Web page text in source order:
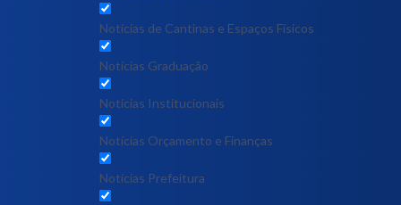
Notícias de Cantinas e Espaços Físicos
Notícias Graduação
Notícias Institucionais
Notícias Orçamento e Finanças
Notícias Prefeitura